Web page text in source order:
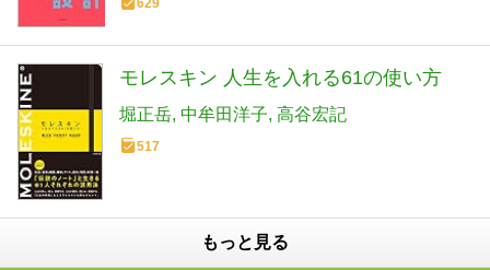
モレスキン 人生を入れる61の使い方
堀正岳 中牟田洋子 高谷宏記
517
もっと見る